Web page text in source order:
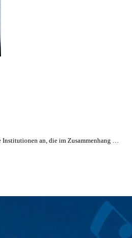
an, die im Zusammenhang …